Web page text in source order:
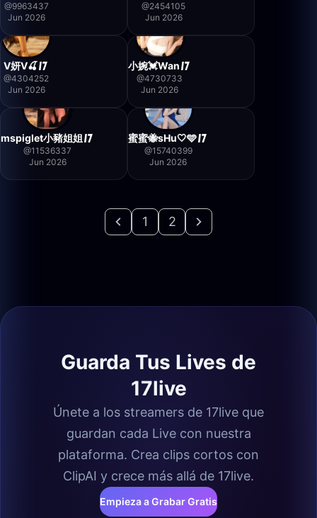
@9963437
Jun 2026
@2454105
Jun 2026
V妍V🍒
@4304252
Jun 2026
小婉💓Wan
@4730733
Jun 2026
mspiglet小豬姐姐
@11536337
Jun 2026
蜜蜜🐝sHu🤍🩵
@15740399
Jun 2026
1 2
Guarda Tus Lives de
17live
Únete a los streamers de 17live que
guardan cada Live con nuestra
plataforma. Crea clips cortos con
ClipAI y crece más allá de 17live.
Empieza a Grabar Gratis